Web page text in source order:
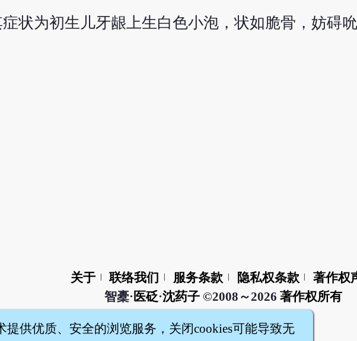
状为初生儿牙龈上生白色小泡，状如脆骨，妨碍吮
关于 联络我们 服务条款 隐私权条款
著作权
智橐· 医砭·沈药子©2008～2026 著作权所有
提供优质、安全的浏览服务，关闭cookies可能导致无